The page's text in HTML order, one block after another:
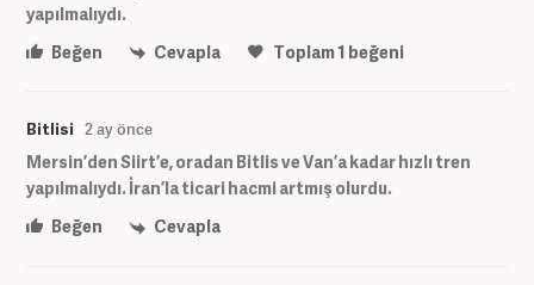
yapılmalıydı.
Beğen
Cevapla Toplam1 beğeni
Bitlisi 2 ay önce
Mersin’den Siirt’e, oradan Bitlis ve Van’a kadar hızlı tren
yapılmalıydı. İran’la ticari hacmi artmış olurdu.
Beğen
Cevapla